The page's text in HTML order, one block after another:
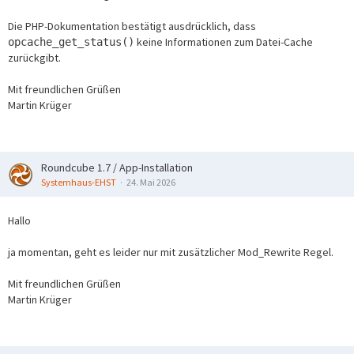
Die PHP-Dokumentation bestätigt ausdrücklich, dass
opcache_get_status() keine Informationen zum Datei-Cache
zurückgibt.
Mit freundlichen Grüßen
Martin Krüger
Roundcube 1.7 / App-Installation
Systemhaus-EHST 24. Mai 2026
Hallo
ja momentan, geht es leider nur mit zusätzlicher Mod_Rewrite Regel.
Mit freundlichen Grüßen
Martin Krüger